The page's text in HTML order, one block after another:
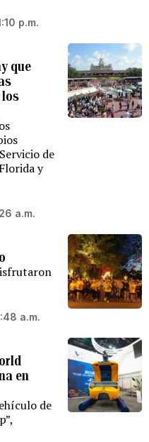
p.m.
que
los
de
y
a.m.
a.m.
en
de